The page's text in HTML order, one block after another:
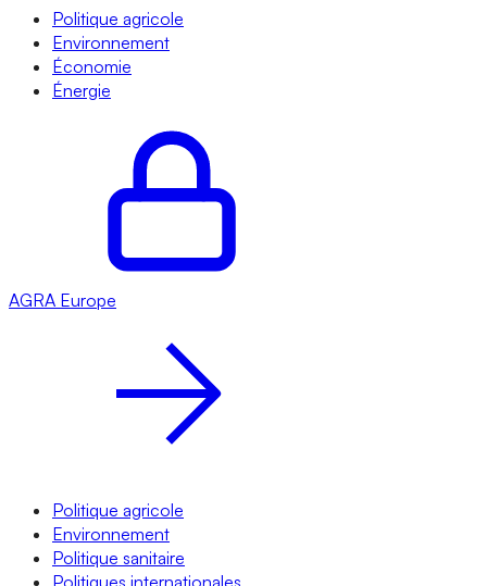
Politique agricole
Environnement
Économie
Énergie
AGRA Europe
Politique agricole
Environnement
Politique sanitaire
Politiques internationales